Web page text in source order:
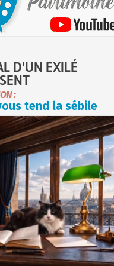
D'UN EXILÉ
:
tend la sébile